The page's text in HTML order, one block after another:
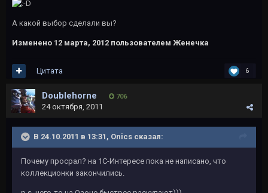
А какой выбор сделали вы?
Изменено 12 марта, 2012 пользователем Женечка
6
Цитата
Doublehorne 706
24 октября, 2011
В 24.10.2011 в 13:31, Onics сказал:
Почему просрал? на 1С-Интересе пока не написано, что
коллекционки закончились.